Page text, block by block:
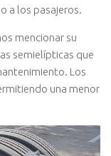
a los pasajeros.
mencionar su
semielípticas que
Los
una menor